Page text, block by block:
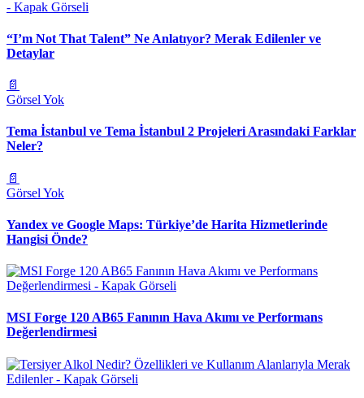
“I’m Not That Talent” Ne Anlatıyor? Merak Edilenler ve
Detaylar
📄
Görsel Yok
Tema İstanbul ve Tema İstanbul 2 Projeleri Arasındaki Farklar
Neler?
📄
Görsel Yok
Yandex ve Google Maps: Türkiye’de Harita Hizmetlerinde
Hangisi Önde?
MSI Forge 120 AB65 Fanının Hava Akımı ve Performans
Değerlendirmesi